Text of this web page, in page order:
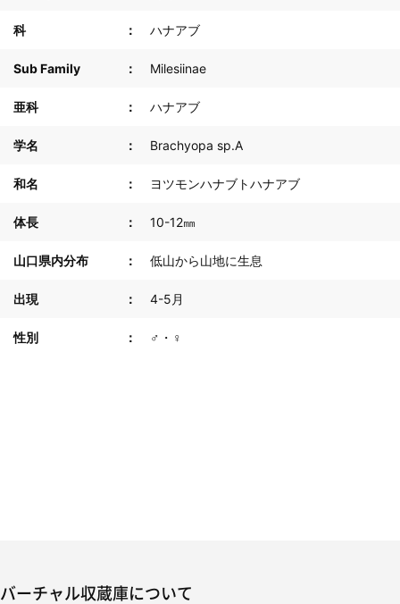
科 ハナアブ
Sub Family Milesiinae
亜科 ハナアブ
学名 Brachyopa sp.A
和名 ヨツモンハナブトハナアブ
体長 10-12㎜
山口県内分布 低山から山地に生息
出現 4-5月
性別 ♂・♀
バーチャル収蔵庫について